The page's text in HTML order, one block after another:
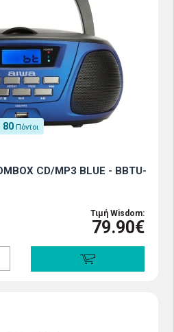
80 Πόντοι
CD/MP3 BLUE - BBTU-
Τιμή Wisdom:
79.90€